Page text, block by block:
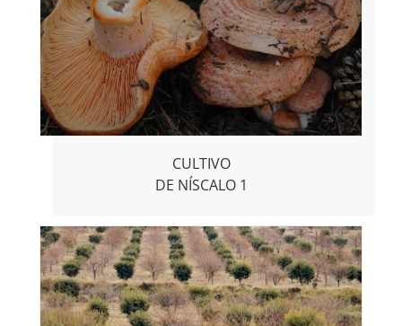
CULTIVO
DE NÍSCALO 1